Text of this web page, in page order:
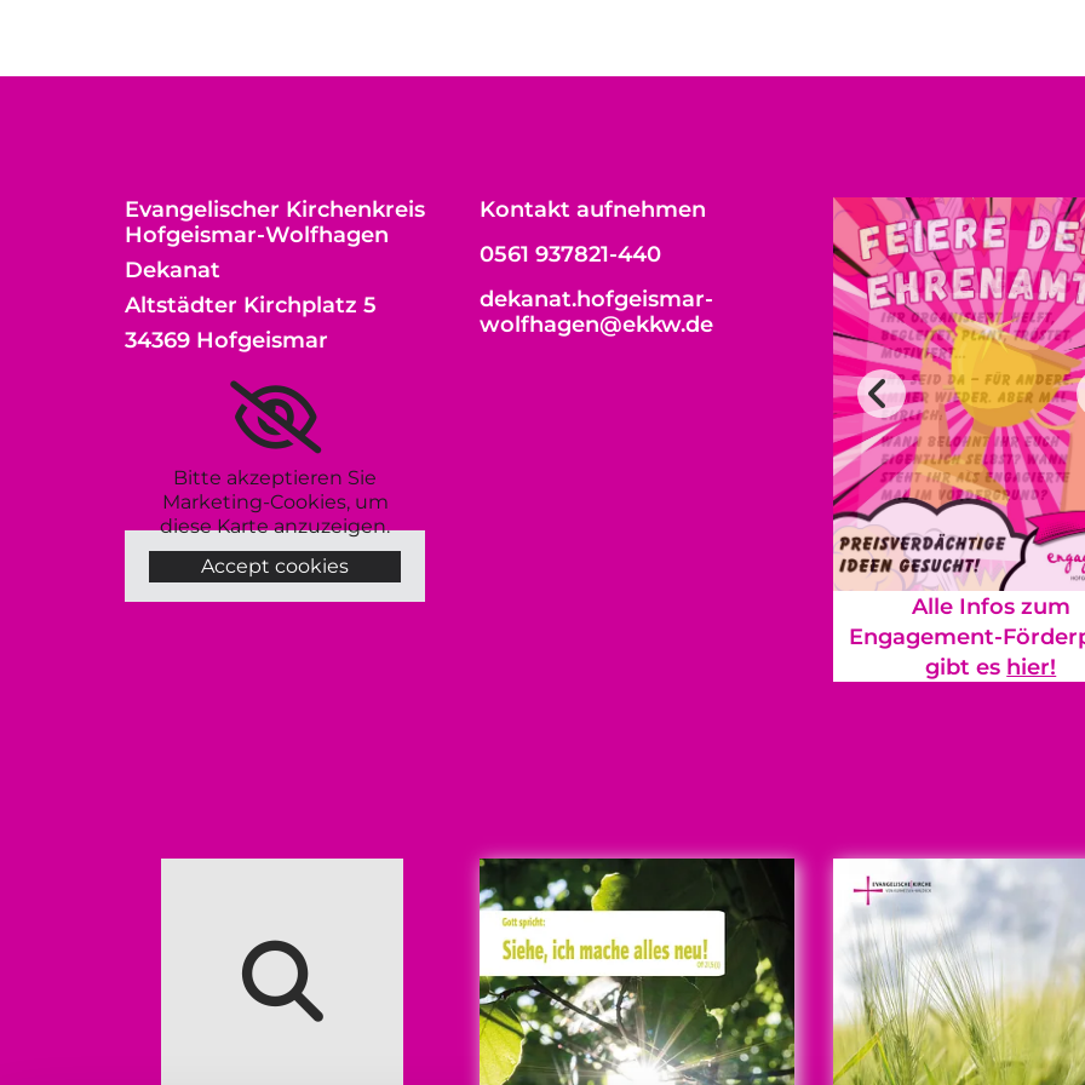
Evangelischer Kirchenkreis
Hofgeismar-Wolfhagen
Dekanat
Altstädter Kirchplatz 5
34369 Hofgeismar
Bitte akzeptieren Sie
Marketing-Cookies, um
diese Karte anzuzeigen.
Accept cookies
Kontakt aufnehmen
0561 937821-440
dekanat.hofgeismar-
wolfhagen@ekkw.de
Alle Infos zum
Engagement-
gibt es hier!